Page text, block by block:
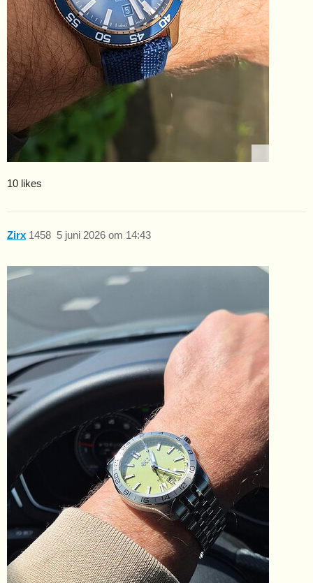
10 likes
Zirx 5 juni 2026 om 14:43
1458